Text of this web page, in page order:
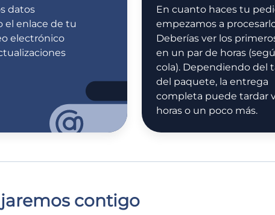
datos
el enlace de tu
electrónico
En cuanto haces tu
empezamos a
Deberías ver los
en un par de horas
cola). Dependiendo del
del paquete, la entrega
completa puede tardar
horas o un poco más.
contigo